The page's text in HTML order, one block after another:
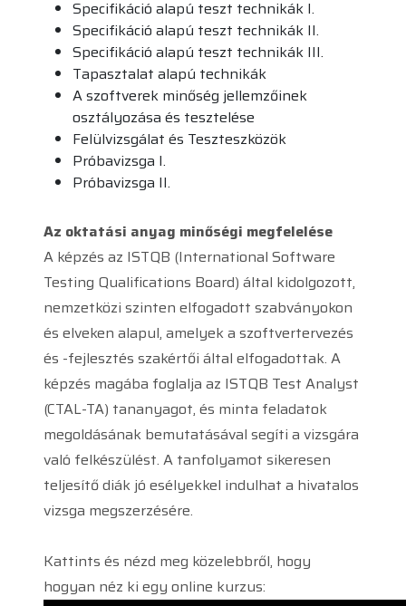
Specifikáció alapú teszt technikák I.
Specifikáció alapú teszt technikák II.
Specifikáció alapú teszt technikák III.
Tapasztalat alapú technikák
A szoftverek minőség jellemzőinek
osztályozása és tesztelése
Felülvizsgálat és Teszteszközök
Próbavizsga I.
Próbavizsga II.
Az oktatási anyag minőségi megfelelése
A képzés az ISTQB (International Software
Testing Qualifications Board) által kidolgozott,
nemzetközi szinten elfogadott szabványokon
és elveken alapul, amelyek a szoftvertervezés
és -fejlesztés szakértői által elfogadottak. A
képzés magába foglalja az ISTQB Test Analyst
(CTAL-TA) tananyagot, és minta feladatok
megoldásának bemutatásával segíti a vizsgára
való felkészülést. A tanfolyamot sikeresen
teljesítő diák jó esélyekkel indulhat a hivatalos
vizsga megszerzésére.
Kattints és nézd meg közelebbről, hogy
hogyan néz ki egy online kurzus: